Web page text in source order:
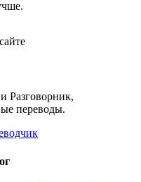
Разговорник,
переводы.